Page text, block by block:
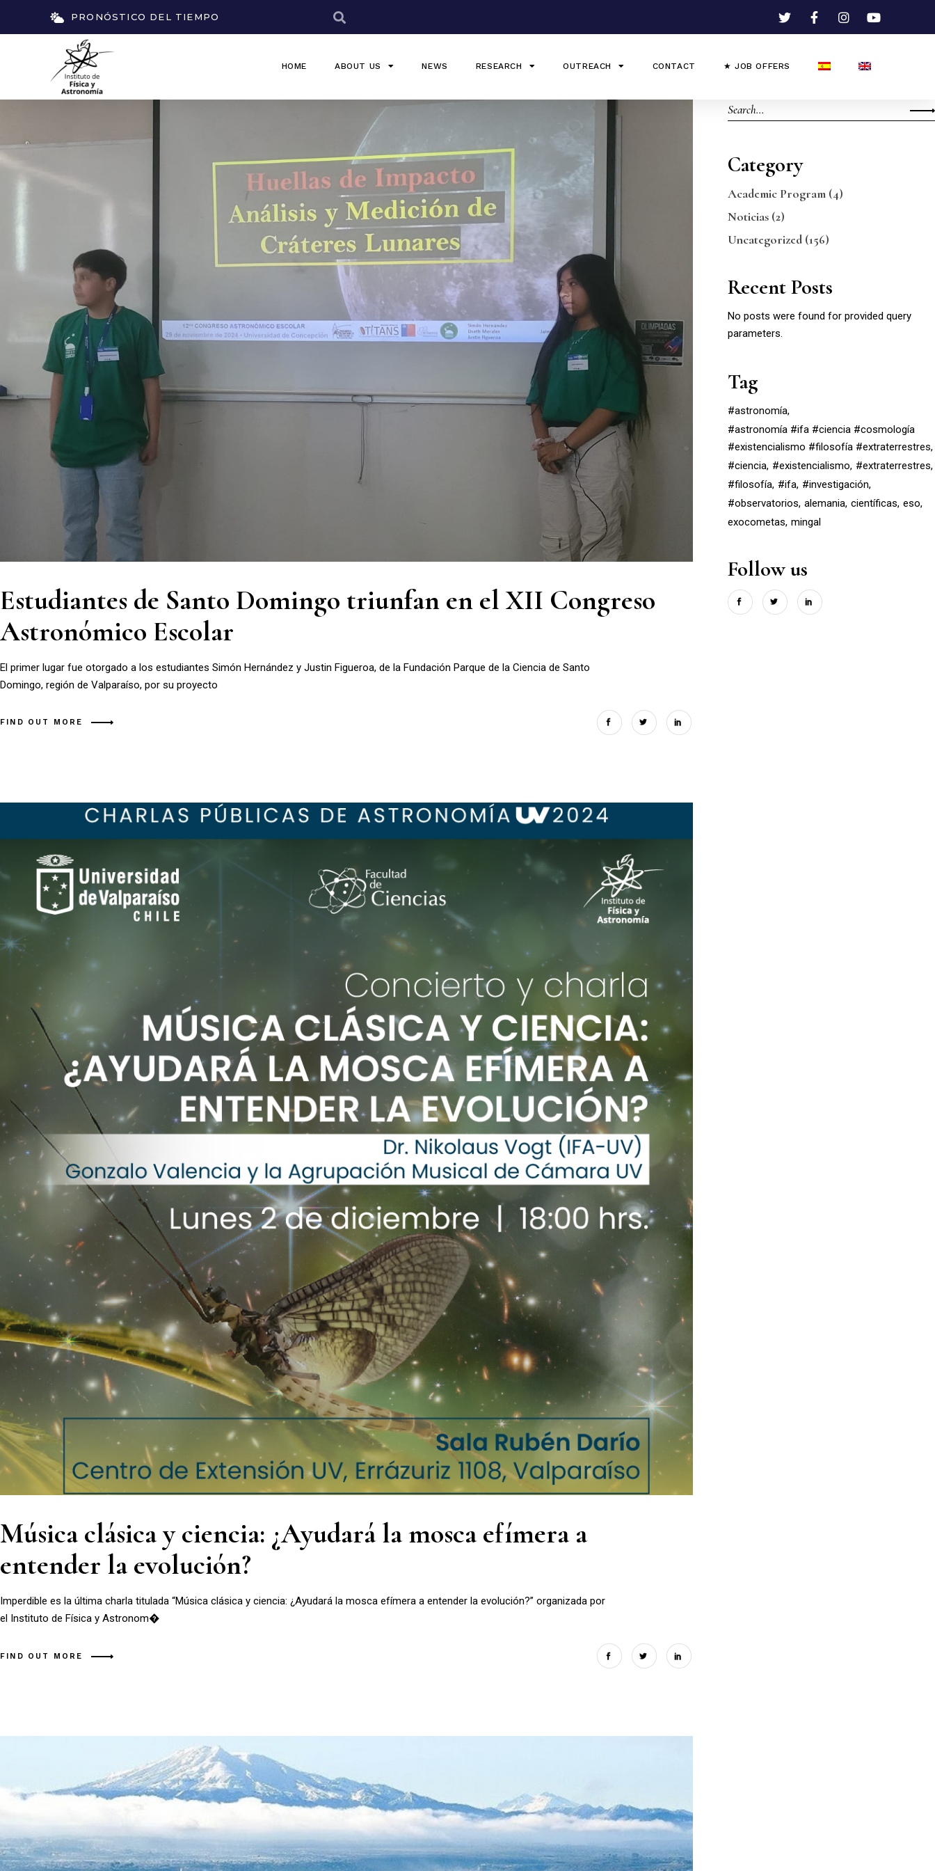
PRONÓSTICO DEL TIEMPO
HOME ABOUT US NEWS RESEARCH OUTREACH CONTACT ★ JOB OFFERS
Estudiantes de Santo Domingo triunfan en el XII Congreso
Astronómico Escolar
El primer lugar fue otorgado a los estudiantes Simón Hernández y Justin Figueroa, de la Fundación Parque de la Ciencia de Santo
Domingo, región de Valparaíso, por su proyecto
FIND OUT MORE
Música clásica y ciencia: ¿Ayudará la mosca efímera a
entender la evolución?
Imperdible es la última charla titulada “Música clásica y ciencia: ¿Ayudará la mosca efímera a entender la evolución?” organizada por
el Instituto de Física y Astronom�
FIND OUT MORE
Category
Academic Program(4)
Noticias(2)
Uncategorized(156)
Recent Posts
No posts were found for provided query
parameters.
Tag
#astronomía
#astronomía #ifa #ciencia #cosmología
#existencialismo #filosofía #extraterrestres
#ciencia #existencialismo #extraterrestres
#filosofía #ifa #investigación
#observatorios alemania científicas eso
exocometas mingal
Follow us